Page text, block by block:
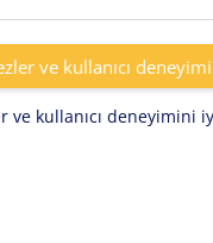
ve kullanıcı
kullanıcı deneyimini